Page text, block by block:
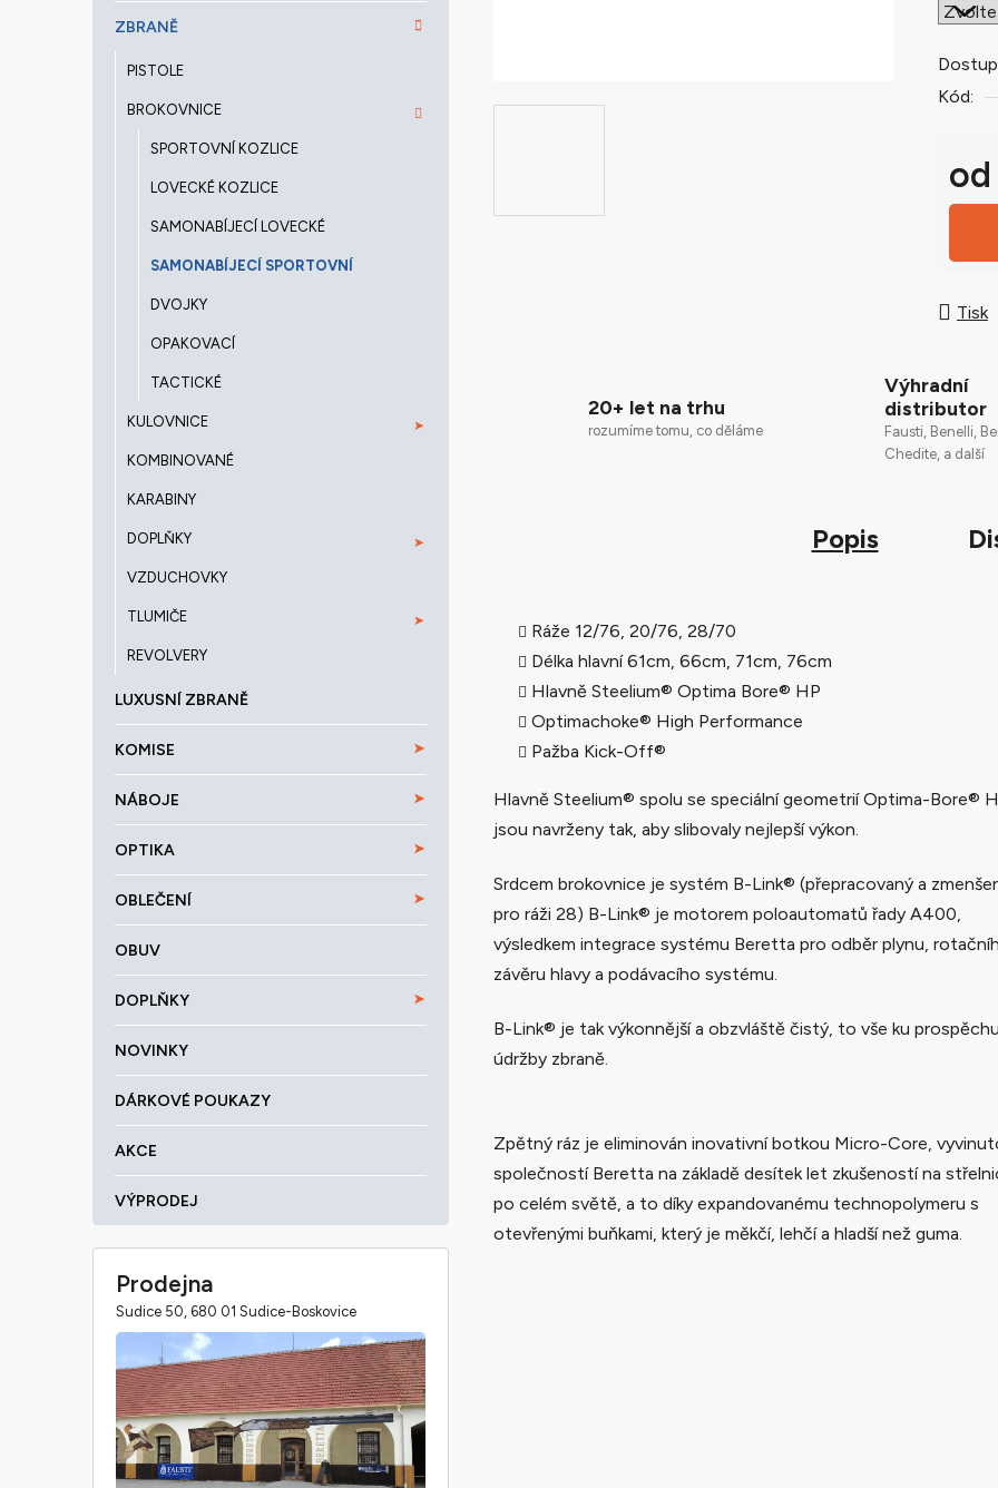
ZBRANĚ
PISTOLE
BROKOVNICE
SPORTOVNÍ KOZLICE
LOVECKÉ KOZLICE
SAMONABÍJECÍ LOVECKÉ
SAMONABÍJECÍ SPORTOVNÍ
DVOJKY
OPAKOVACÍ
TACTICKÉ
KULOVNICE
KOMBINOVANÉ
KARABINY
DOPLŇKY
VZDUCHOVKY
TLUMIČE
REVOLVERY
LUXUSNÍ ZBRANĚ
KOMISE
NÁBOJE
OPTIKA
OBLEČENÍ
OBUV
DOPLŇKY
NOVINKY
DÁRKOVÉ POUKAZY
AKCE
VÝPRODEJ
Prodejna
Sudice 50, 680 01 Sudice-Boskovice
5
Kód:
od
Tisk
20+ let na trhu
rozumíme tomu, co děláme
Výhradní
distributor
Fausti, Benelli,
Chedite, a další
Popis
Ráže 12/76, 20/76, 28/70
Délka hlavní 61cm, 66cm, 71cm, 76cm
Hlavně Steelium® Optima Bore® HP
Optimachoke® High Performance
Pažba Kick-Off®
Hlavně Steelium® spolu se speciální geometrií Optima-Bore®
jsou navrženy tak, aby slibovaly nejlepší výkon.
Srdcem brokovnice je systém B-Link® (přepracovaný a
pro ráži 28) B-Link® je motorem poloautomatů řady A400,
výsledkem integrace systému Beretta pro odběr plynu,
závěru hlavy a podávacího systému.
B-Link® je tak výkonnější a obzvláště čistý, to vše ku prospěchu
údržby zbraně.
Zpětný ráz je eliminován inovativní botkou Micro-Core,
společností Beretta na základě desítek let zkušeností na
po celém světě, a to díky expandovanému technopolymeru s
otevřenými buňkami, který je měkčí, lehčí a hladší než guma.